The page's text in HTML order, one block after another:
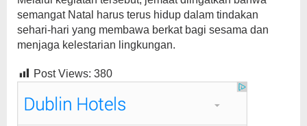
semangat Natal harus terus hidup dalam tindakan
sehari-hari yang membawa berkat bagi sesama dan
menjaga kelestarian lingkungan.
Post Views: 380